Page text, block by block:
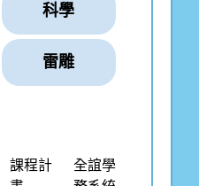
科學
雷雕
課程計
全誼學